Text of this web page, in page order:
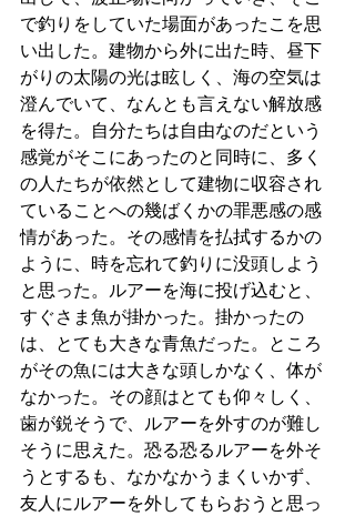
で釣りをしていた場面があったこを思
い出した。建物から外に出た時、昼下
がりの太陽の光は眩しく、海の空気は
澄んでいて、なんとも言えない解放感
を得た。自分たちは自由なのだという
感覚がそこにあったのと同時に、多く
の人たちが依然として建物に収容され
ていることへの幾ばくかの罪悪感の感
情があった。その感情を払拭するかの
ように、時を忘れて釣りに没頭しよう
と思った。ルアーを海に投げ込むと、
すぐさま魚が掛かった。掛かったの
は、とても大きな青魚だった。ところ
がその魚には大きな頭しかなく、体が
なかった。その顔はとても仰々しく、
歯が鋭そうで、ルアーを外すのが難し
そうに思えた。恐る恐るルアーを外そ
うとするも、なかなかうまくいかず、
友人にルアーを外してもらおうと思っ